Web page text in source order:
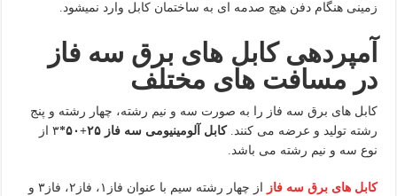
زمینی هنگام دفن هیچ صدمه ای به ساختمان کابل وارد نمیشود.
آمپردهی کابل های برق سه فاز
در مسافت های مختلف
کابل های برق سه فاز را به صورت سه و نیم رشته، چهار رشته و پنج
رشته تولید و عرضه می کنند.کابل آلومینیومی سه فاز ۲۵+۵۰*
۳ از
نوع سه و نیم رشته می باشد.
کابل های برق سه فاز
از چهار رشته سیم با عنوان فاز۱، فاز۲، فاز۳ و